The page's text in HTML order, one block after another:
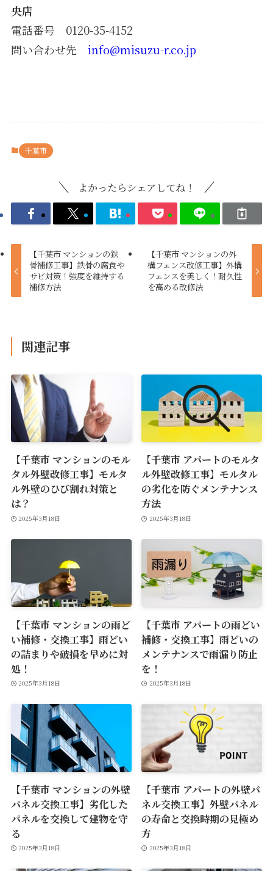
央店
電話番号 0120-35-4152
問い合わせ先 info@misuzu-r.co.jp
千葉市
よかったらシェアしてね！
【千葉市 マンションの鉄
骨補修工事】鉄骨の腐食や
サビ対策！強度を維持する
補修方法
【千葉市 マンションの外
構フェンス改修工事】外構
フェンスを美しく！耐久性
を高める改修法
関連記事
【千葉市 マンションのモル
タル外壁改修工事】モルタ
ル外壁のひび割れ対策と
は？
2025年3月18日
【千葉市 アパートのモルタ
ル外壁改修工事】モルタル
の劣化を防ぐメンテナンス
方法
2025年3月18日
【千葉市 マンションの雨ど
い補修・交換工事】雨どい
の詰まりや破損を早めに対
処！
2025年3月18日
【千葉市 アパートの雨どい
補修・交換工事】雨どいの
メンテナンスで雨漏り防止
を！
2025年3月18日
【千葉市 マンションの外壁
パネル交換工事】劣化した
パネルを交換して建物を守
る
2025年3月18日
【千葉市 アパートの外壁パ
ネル交換工事】外壁パネル
の寿命と交換時期の見極め
方
2025年3月18日